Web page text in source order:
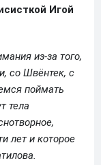
Игой
из-за того,
со Швёнтек, с
поймать
тела
лет и которое